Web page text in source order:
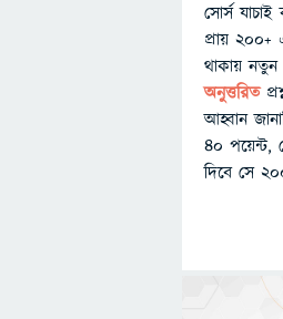
সোর্স
প্রায়
থাকায় নতুন
অনুত্তরিত
আহ্বান
৪০ পয়েন্ট,
দিবে সে